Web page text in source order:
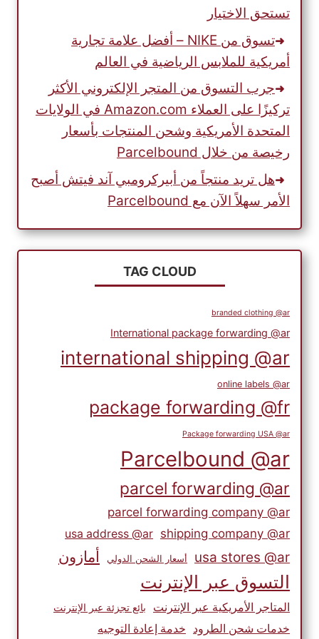
تستحق الاختيار
تسوق من NIKE – أفضل علامة تجارية
أمريكية للملابس الرياضية في العالم
جرب التسوق من المتجر الإلكتروني الأكثر
تركيزًا على العملاء Amazon.com في الولايات
المتحدة الأمريكية وشحن المنتجات بأسعار
رخيصة من خلال Parcelbound
هل تريد منتجاً من أبيركرومبي آند فيتش أصبح
الأمر سهلاً الآن مع Parcelbound
TAG CLOUD
branded clothing @ar
International package forwarding @ar
international shipping @ar
online labels @ar
package forwarding @fr
Package forwarding USA @ar
Parcelbound @ar
parcel forwarding @ar
parcel forwarding company @ar
shipping company @ar
usa address @ar
usa stores @ar أسعار الشحن الدولي أمازون
التسوق عبر الإنترنت
المتاجر الأمريكية عبر الإنترنت بائع تجزئة عبر الإنترنت
خدمات شحن الطرود خدمة إعادة التوجيه